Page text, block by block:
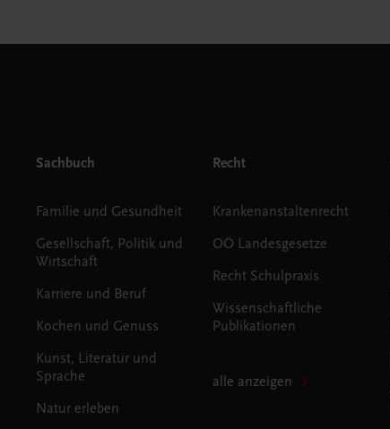
Sachbuch
Familie und Gesundheit
Gesellschaft, Politik und
Wirtschaft
Karriere und Beruf
Kochen und Genuss
Kunst, Literatur und
Sprache
Natur erleben
Recht
Krankenanstaltenrecht
OÖ Landesgesetze
Recht Schulpraxis
Wissenschaftliche
Publikationen
alle anzeigen